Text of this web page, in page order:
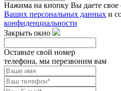
Нажима на кнопку Вы даете свое
Ваших персональных данных и
конфиденциальности
Закрыть окно
Оставьте свой номер
телефона, мы перезвоним вам